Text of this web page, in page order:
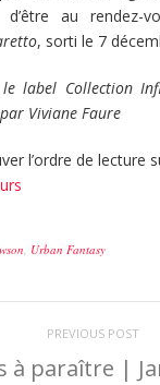
d’être au
, sorti le 7
label Collection
Viviane Faure
l’ordre de lecture
, Urban Fantasy
PREVIOUS POST
à paraître |